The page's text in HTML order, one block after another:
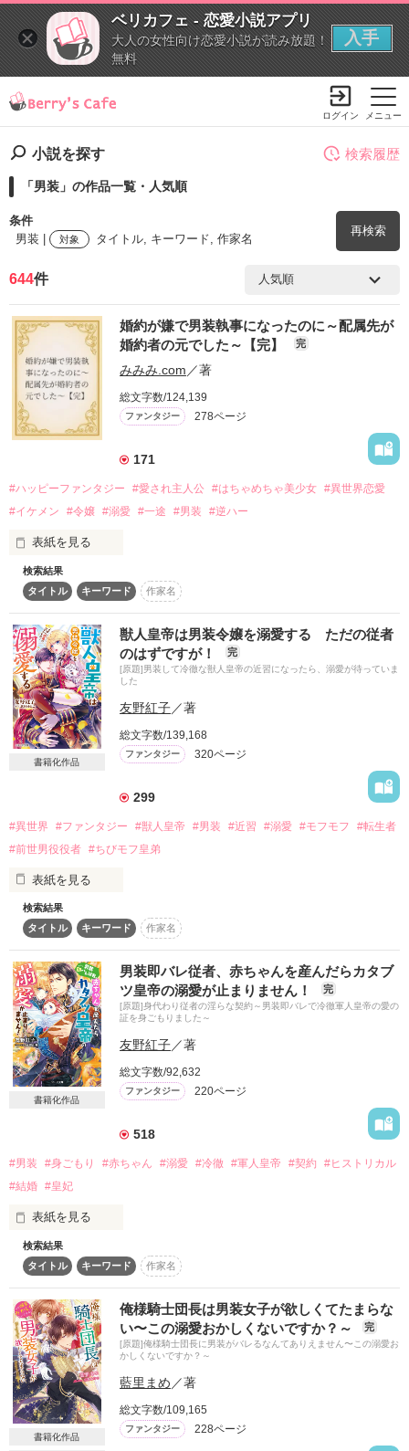
ベリカフェ - 恋愛小説アプリ
大人の女性向け恋愛小説が読み放題！
無料
入手
メニュー
ログイン
小説を探す
「男装」の作品一覧・人気順
条件
男装 |
対象 タイトル, キーワード, 作家名
再検索
検索ワード
を含む
詳しく検索
タイトル キーワード 作家名 表紙コメント
あらすじ
ジャンル
感想
ステータス 全て 完結
作品の長さ 長編
賞」ベリーズカフェ会場
検索履歴
644件
婚約が嫌で男装執事になったのに～配属先が
婚約者の元でした～【完】
完
みみみ.com ／著
総文字数/124,139
ファンタジー 278ページ
171
#ハッピーファンタジー #愛され主人公 #はちゃめちゃ美少女 #異世界恋愛
#イケメン
#令嬢 #溺愛 #一途 #男装 #逆ハー
表紙を見る
＼異世界ラブコメ×ハッピーファンタジー／
「いやっほぉぉおお〜い！！！！」
バンジーした侯爵令嬢の先にいたのは
甘いマスクの公爵様の頭上でした
「ど、どいてぇぇぇえ！！！！！」
「…は？」
そんな最悪の出会いを果たした二人
リリィ・ロゼッタ侯爵令嬢
ふんわりとした淡いピンクの髪に澄んだ水色の瞳
透き通るほど白い肌と華奢の手足
残念なほどに自由でお気楽なお転婆令嬢
ギル・レイヴン公爵
サラサラとした綺麗な黒髪に綺麗な青色の瞳
あまりにも整った顔は女性たちを引き寄せる
社交界で圧倒的人気を誇っていた
空から降ってきたリリィに恋したギルは
そうだ！男装執事として生きていこう！
【修行してきます。私は元気です。】
謎のリリィらしい手紙を残して逃亡
だけど……配属されたのはレイヴン公爵家だった
「その瞳の色……」
「！！！」
検索結果
タイトル
キーワード 作家名
書籍化作品
獣人皇帝は男装令嬢を溺愛する ただの従者
のはずですが！
完
[原題]男装して冷徹な獣人皇帝の近習になったら、溺愛が待っていま
した
友野紅子／著
総文字数/139,168
ファンタジー 320ページ
299
#異世界 #ファンタジー #獣人皇帝 #男装 #近習 #溺愛 #モフモフ
#転生者
#前世男役役者 #ちびモフ皇弟
表紙を見る
ヴィヴィアン・モンターギュ(♀)　－　大のモフモフ好きで、
日本人だった記憶を持つ転生者。男装して獣人皇帝陛下の近習
として仕えることに。
×
マクシミリアン・ヴィットティール(♂)　－　冷徹と名高い白
虎獣人の皇帝陛下。昨今では稀に見るモフモフで立派な尻尾を
持っているが、実は大きな秘密を抱えている。
＊＊＊
本作の見どころは、なんといっても男装バレからの陛下の怒涛
ヴィヴィアンと一緒になって「ひぇえっ」となってお楽しみく
ださい。
※陛下もイケメンですが、男装ヒロインもイケメンです。
作品を読む
検索結果
タイトル
キーワード 作家名
書籍化作品
男装即バレ従者、赤ちゃんを産んだらカタブ
ツ皇帝の溺愛が止まりません！
完
[原題]身代わり従者の淫らな契約～男装即バレで冷徹軍人皇帝の愛の
証を身ごもりました～
友野紅子／著
総文字数/92,632
ファンタジー 220ページ
518
#男装 #身ごもり #赤ちゃん #溺愛 #冷徹 #軍人皇帝 #契約
#ヒストリカル
#結婚 #皇妃
表紙を見る
セリーヌ　ー　没落寸前の暮らしを送る貴族令嬢
×
サイラス　ー　冷酷無慈悲と名高いラインフェルト帝国皇帝
＊＊＊
「セリウス……いいや、セリーヌよ。俺を謀ったな？」
「どうか弟をお許しください！　全ては私の一存で行ったこ
と。罪は私ひとりに」
男装を見破られ、許しを乞うセリーヌ。
検索結果
タイトル
キーワード 作家名
書籍化作品
俺様騎士団長は男装女子が欲しくてたまらな
い〜この溺愛おかしくないですか？～
完
[原題]俺様騎士団長に男装がバレるなんてありえません〜この溺愛お
かしくないですか？～
藍里まめ／著
総文字数/109,165
ファンタジー 228ページ